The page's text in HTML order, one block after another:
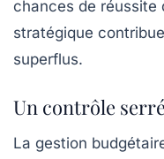
chances de réussite
stratégique
superflus.
Un contrôle
La gestion